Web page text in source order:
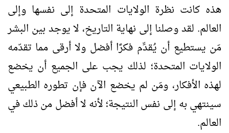
هذه كانت نظرة الولايات المتحدة إلى نفسها وإلى
العالم. لقد وصلنا إلى نهاية التاريخ، لا يوجد بين البشر
مَن يستطيع أن يُقدِّم فكرًا أفضل ولا أرقى مما تقدّمه
الولايات المتحدة؛ لذلك يجب على الجميع أن يخضع
لهذه الأفكار، ومَن لم يخضع الآن فإن تطوره الطبيعي
سينتهي به إلى نفس النتيجة؛ لأنه لا أفضل من ذلك في
العالم.